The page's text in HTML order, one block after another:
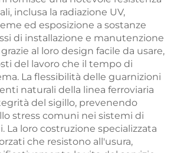
inclusa la radiazione UV,
ed esposizione a sostanze
di installazione e manutenzione
al loro design facile da usare,
del lavoro che il tempo di
La flessibilità delle guarnizioni
naturali della linea ferroviaria
del sigillo, prevenendo
stress comuni nei sistemi di
La loro costruzione specializzata
che resistono all'usura,